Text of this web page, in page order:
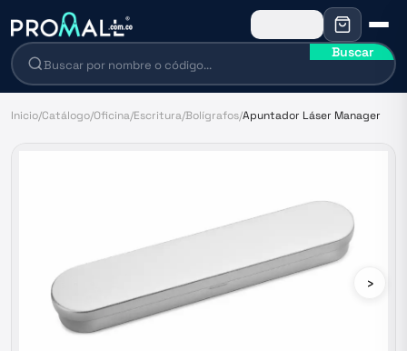
Buscar
Inicio/Catálogo/Oficina/Escritura/Bolígrafos/Apuntador Láser Manager
›